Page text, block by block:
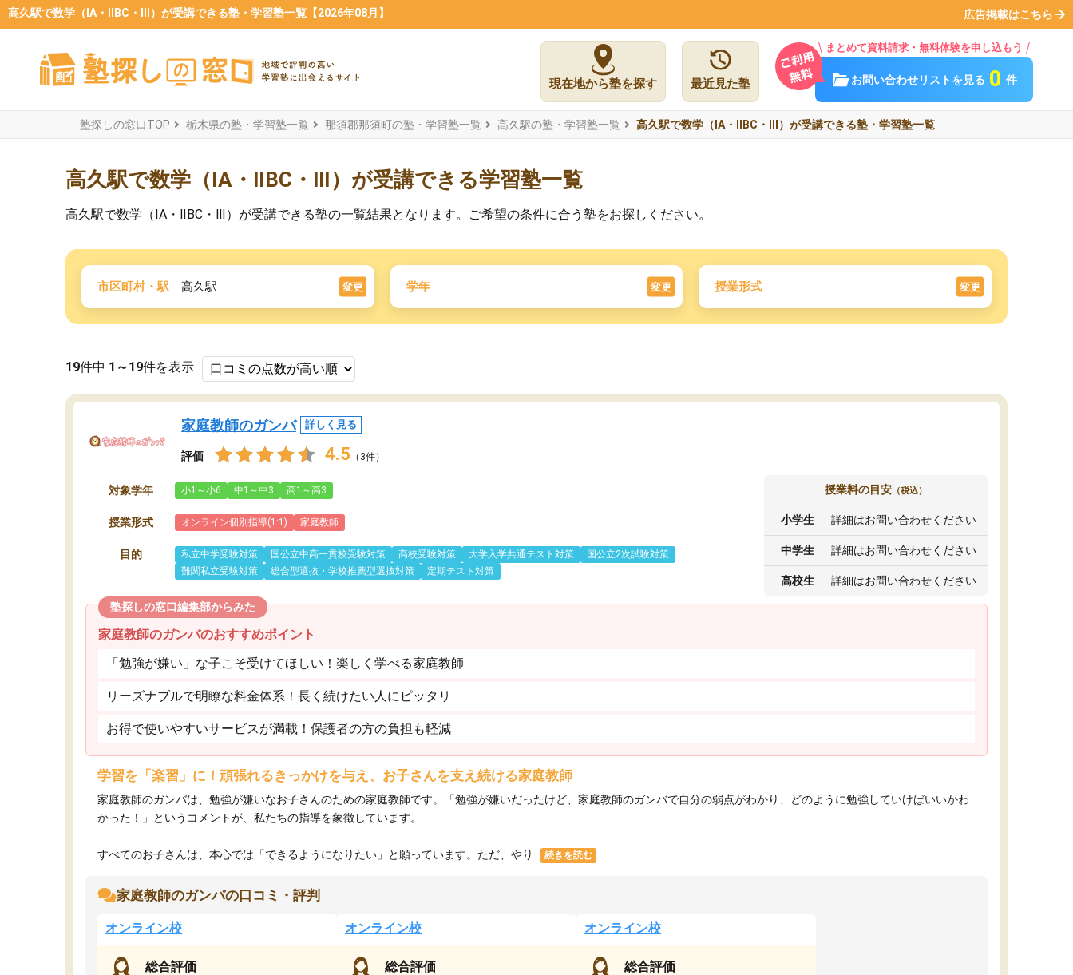
高久駅で数学（ⅠA・ⅡBC・Ⅲ）が受講できる塾・学習塾一覧【2026年08月】 広告掲載はこちら
現在地から塾を探す 最近見た塾
まとめて資料請求・無料体験を申し込もう
お問い合わせリストを見る 0 件
塾探しの窓口TOP 栃木県の塾・学習塾一覧 那須郡那須町の塾・学習塾一覧 高久駅の塾・学習塾一覧 高久駅で数学（ⅠA・ⅡBC・Ⅲ）が受講できる塾・学習塾一覧
高久駅で数学（ⅠA・ⅡBC・Ⅲ）が受講できる学習塾一覧
高久駅で数学（ⅠA・ⅡBC・Ⅲ）が受講できる塾の一覧結果となります。ご希望の条件に合う塾をお探しください。
市区町村・駅 高久駅 変更 学年 変更 授業形式 変更
19件中 1～19件を表示
家庭教師のガンバ 詳しく見る
評価 4.5 （3件）
対象学年 小1～小6 中1～中3 高1～高3
授業形式 オンライン個別指導(1:1) 家庭教師
目的 私立中学受験対策 国公立中高一貫校受験対策 高校受験対策 大学入学共通テスト対策
国公立2次試験対策
難関私立受験対策
総合型選抜・学校推薦型選抜対策 定期テスト対策
授業料の目安 （税込）
小学生 詳細はお問い合わせください
中学生 詳細はお問い合わせください
高校生 詳細はお問い合わせください
塾探しの窓口編集部からみた
家庭教師のガンバのおすすめポイント
「勉強が嫌い」な子こそ受けてほしい！楽しく学べる家庭教師
リーズナブルで明瞭な料金体系！長く続けたい人にピッタリ
お得で使いやすいサービスが満載！保護者の方の負担も軽減
学習を「楽習」に！頑張れるきっかけを与え、お子さんを支え続ける家庭教師
家庭教師のガンバは、勉強が嫌いなお子さんのための家庭教師です。「勉強が嫌いだったけど、家庭教師のガンバで自分の弱点がわかり、どのように勉強していけばいいかわ
かった！」というコメントが、私たちの指導を象徴しています。
すべてのお子さんは、本心では「できるようになりたい」と願っています。ただ、やり... 続きを読む
家庭教師のガンバの口コミ・評判
オンライン校
総合評価
オンライン校
総合評価
オンライン校
総合評価